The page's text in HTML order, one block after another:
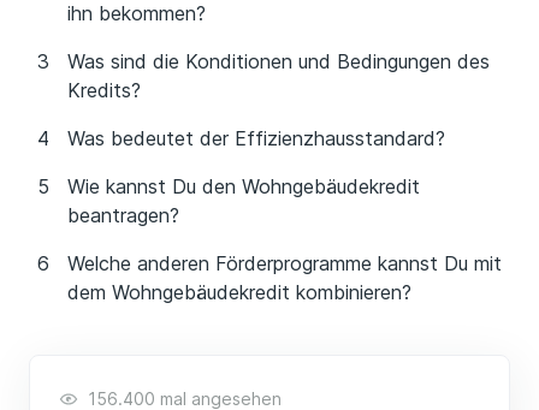
ihn bekommen?
Was sind die Konditionen und Bedingungen des
Kredits?
Was bedeutet der Effizienzhausstandard?
Wie kannst Du den Wohngebäudekredit
beantragen?
Welche anderen Förderprogramme kannst Du mit
dem Wohngebäudekredit kombinieren?
156.400 mal angesehen